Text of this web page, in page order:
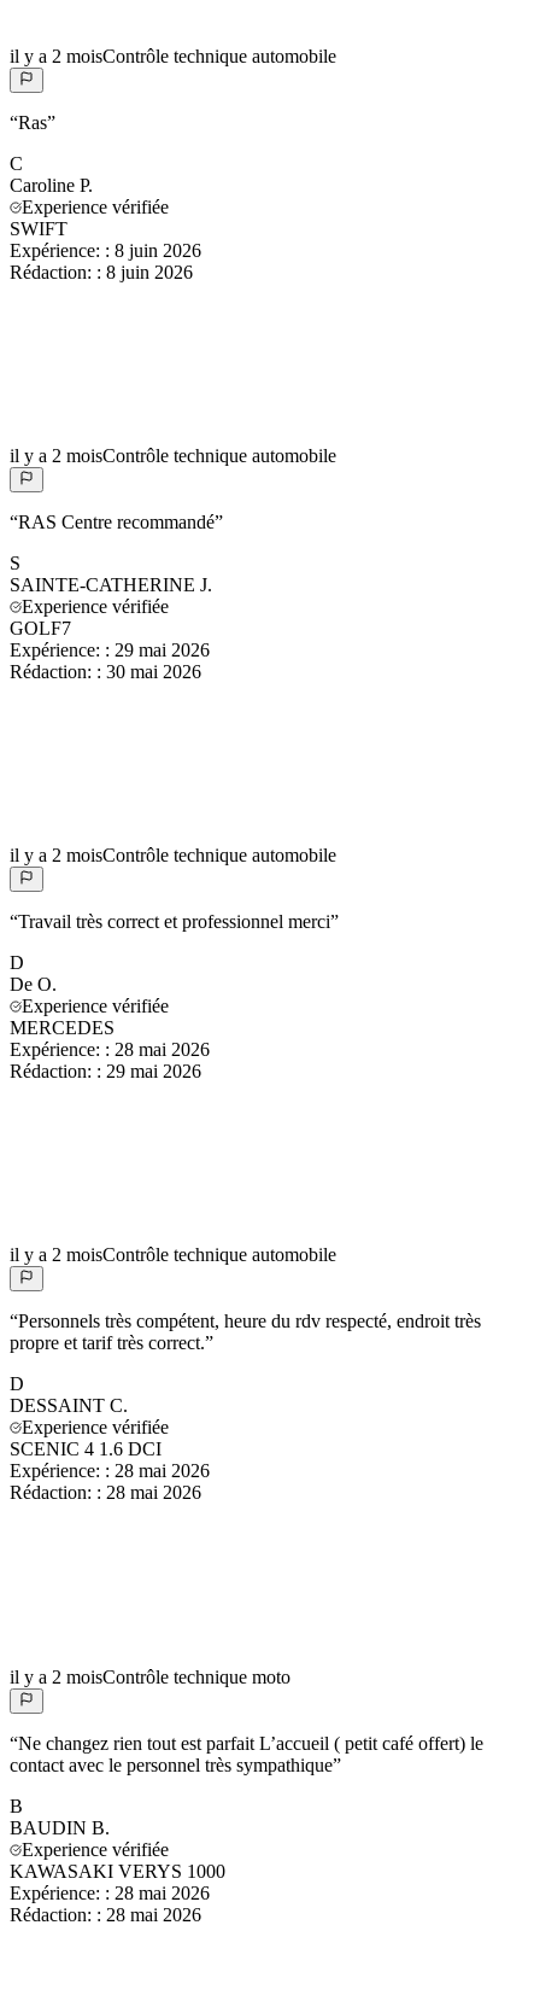
il y a 2 moisContrôle technique automobile
“Ras”
C
Caroline P.
Experience vérifiée
SWIFT
Expérience: : 8 juin 2026
Rédaction: : 8 juin 2026
il y a 2 moisContrôle technique automobile
“RAS Centre recommandé”
S
SAINTE-CATHERINE J.
Experience vérifiée
GOLF7
Expérience: : 29 mai 2026
Rédaction: : 30 mai 2026
il y a 2 moisContrôle technique automobile
“Travail très correct et professionnel merci”
D
De O.
Experience vérifiée
MERCEDES
Expérience: : 28 mai 2026
Rédaction: : 29 mai 2026
il y a 2 moisContrôle technique automobile
“Personnels très compétent, heure du rdv respecté, endroit très
propre et tarif très correct.”
D
DESSAINT C.
Experience vérifiée
SCENIC 4 1.6 DCI
Expérience: : 28 mai 2026
Rédaction: : 28 mai 2026
il y a 2 moisContrôle technique moto
“Ne changez rien tout est parfait L’accueil ( petit café offert) le
contact avec le personnel très sympathique”
B
BAUDIN B.
Experience vérifiée
KAWASAKI VERYS 1000
Expérience: : 28 mai 2026
Rédaction: : 28 mai 2026